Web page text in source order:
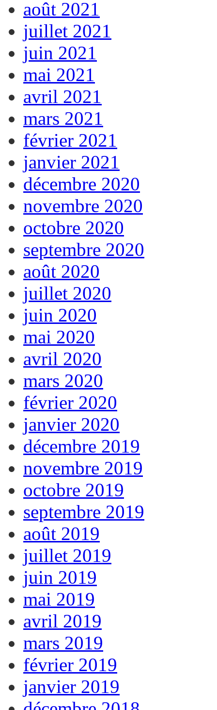
août 2021
juillet 2021
juin 2021
mai 2021
avril 2021
mars 2021
février 2021
janvier 2021
décembre 2020
novembre 2020
octobre 2020
septembre 2020
août 2020
juillet 2020
juin 2020
mai 2020
avril 2020
mars 2020
février 2020
janvier 2020
décembre 2019
novembre 2019
octobre 2019
septembre 2019
août 2019
juillet 2019
juin 2019
mai 2019
avril 2019
mars 2019
février 2019
janvier 2019